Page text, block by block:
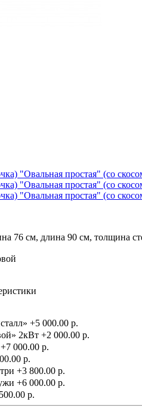
76 см, длина 90 см, толщина
+5 000.00 р.
2кВт +2 000.00 р.
+7 000.00 р.
р.
+3 800.00 р.
+6 000.00 р.
р.